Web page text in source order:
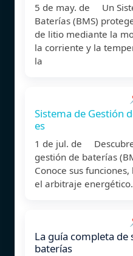
5 de may. de Un
Baterías (BMS)
de litio mediante la
la corriente y la
la
Sistema de Gestión
es
1 de jul. de
gestión de baterías
Conoce sus
el arbitraje energético.
La guía completa de
baterías